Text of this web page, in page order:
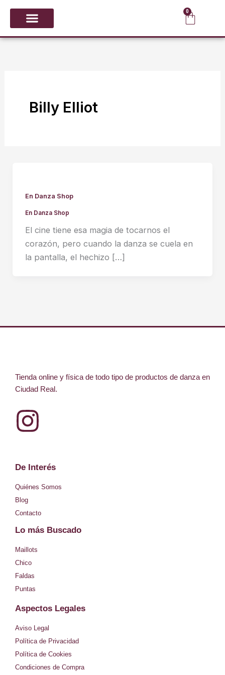
0
Billy Elliot
En Danza Shop
En Danza Shop
El cine tiene esa magia de tocarnos el
corazón, pero cuando la danza se cuela en
la pantalla, el hechizo […]
Tienda online y física de todo tipo de productos de danza en
Ciudad Real.
I
s
t
a
g
r
a
m
De Interés
Quiénes Somos
Blog
Contacto
Lo más Buscado
Maillots
Chico
Faldas
Puntas
Aspectos Legales
Aviso Legal
Política de Privacidad
Política de Cookies
Condiciones de Compra